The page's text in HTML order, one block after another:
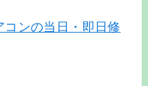
ンの当日・即日修